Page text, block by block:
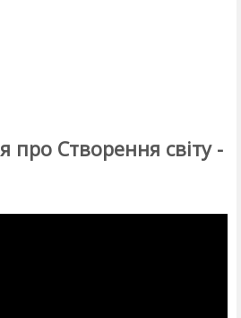
про Створення світу -